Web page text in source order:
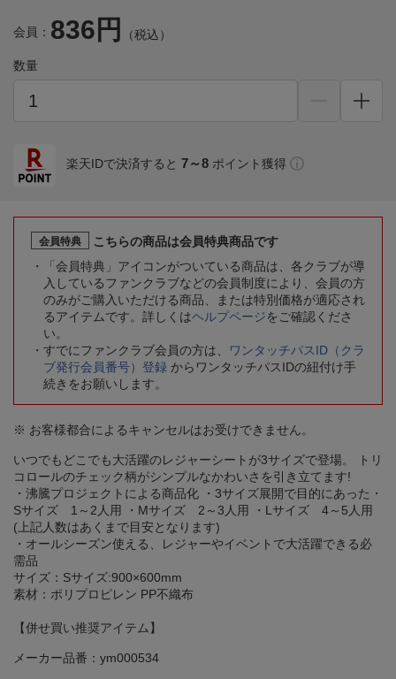
会員： 836円 （税込）
数量
楽天IDで決済すると 7～8 ポイント獲得
会員特典
こちらの商品は会員特典商品です
「会員特典」アイコンがついている商品は、各クラブが導
入しているファンクラブなどの会員制度により、会員の方
のみがご購入いただける商品、または特別価格が適応され
るアイテムです。詳しくはヘルプページをご確認くださ
い。
すでにファンクラブ会員の方は、
ワンタッチパスID（クラ
ブ発行会員番号）登録 からワンタッチパスIDの紐付け手
続きをお願いします。
※ お客様都合によるキャンセルはお受けできません。
いつでもどこでも大活躍のレジャーシートが3サイズで登場。 トリ
コロールのチェック柄がシンプルなかわいさを引き立てます!
・沸騰プロジェクトによる商品化 ・3サイズ展開で目的にあった・
Sサイズ 1～2人用 ・Mサイズ 2～3人用 ・Lサイズ 4～5人用
(上記人数はあくまで目安となります)
・オールシーズン使える、レジャーやイベントで大活躍できる必
需品
サイズ：Sサイズ:900×600mm
素材：ポリプロピレン PP不織布
【併せ買い推奨アイテム】
メーカー品番：ym000534